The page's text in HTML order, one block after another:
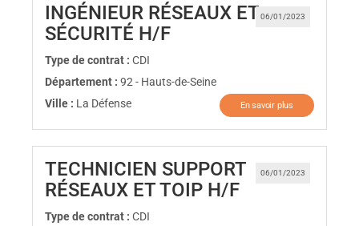
06/01/2023
INGÉNIEUR RÉSEAUX ET
SÉCURITÉ H/F(Nouvelle fenêtre)
Type de contrat : CDI
Département : 92 - Hauts-de-Seine
Ville : La Défense En savoir plus
06/01/2023
TECHNICIEN SUPPORT
RÉSEAUX ET TOIP H/F(Nouvelle
Type de contrat : CDI